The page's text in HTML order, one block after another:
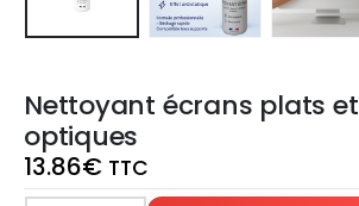
Nettoyant écrans plats et
optiques
13.86€ TTC